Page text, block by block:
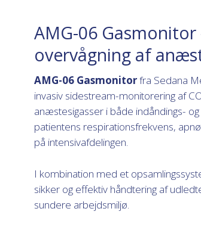
AMG-06
overvågning af
AMG-06 Gasmonitorfra Sedana
invasiv sidestream-monitorering af
anæstesigasser i både indåndings-
patientens respirationsfrekvens,
på intensivafdelingen.
I kombination med et
sikker og effektiv håndtering af
sundere arbejdsmiljø.